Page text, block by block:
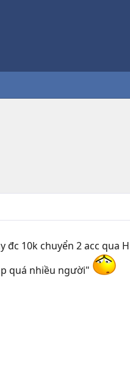
đc 10k chuyển 2 acc qua
quá nhiều người"